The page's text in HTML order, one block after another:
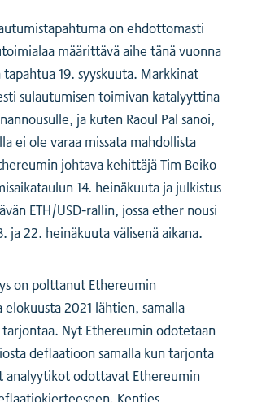
on ehdottomasti
määrittävä aihe tänä vuonna
tapahtua 19. syyskuuta. Markkinat
sulautumisen toimivan katalyyttina
ja kuten Raoul Pal sanoi,
ei ole varaa missata mahdollista
johtava kehittäjä Tim Beiko
14. heinäkuuta ja julkistus
ETH/USD-rallin, jossa ether nousi
ja 22. heinäkuuta välisenä aikana.
on polttanut Ethereumin
2021 lähtien, samalla
Nyt Ethereumin odotetaan
deflaatioon samalla kun tarjonta
analyytikot odottavat Ethereumin